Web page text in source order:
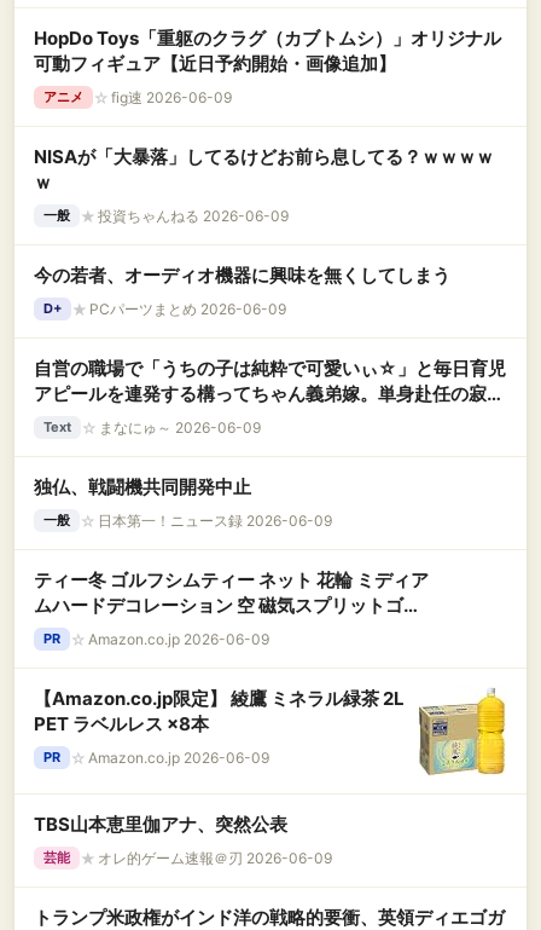
HopDo Toys「重躯のクラグ（カブトムシ）」オリジナル
可動フィギュア【近日予約開始・画像追加】
アニメ ☆ fig速 2026-06-09
NISAが「大暴落」してるけどお前ら息してる？ｗｗｗｗ
ｗ
一般 ★ 投資ちゃんねる 2026-06-09
今の若者、オーディオ機器に興味を無くしてしまう
D+ ★ PCパーツまとめ 2026-06-09
自営の職場で「うちの子は純粋で可愛いぃ☆」と毎日育児
アピールを連発する構ってちゃん義弟嫁。単身赴任の寂し
さを職場で爆発させ、トメを巻き込んで仕事の邪魔をする
Text ☆ まなにゅ～ 2026-06-09
独仏、戦闘機共同開発中止
一般 ☆ 日本第一！ニュース録 2026-06-09
ティー冬 ゴルフシムティー ネット 花輪 ミディア
ムハードデコレーション 空 磁気スプリットゴル
フティー 着信音 冬のラバーtシャツ 冬のティー
ジャンボティー
PR ☆ Amazon.co.jp 2026-06-09
【Amazon.co.jp限定】 綾鷹 ミネラル緑茶 2L
PET ラベルレス ×8本
PR ☆ Amazon.co.jp 2026-06-09
TBS山本恵里伽アナ、突然公表
芸能 ★ オレ的ゲーム速報＠刃 2026-06-09
トランプ米政権がインド洋の戦略的要衝、英領ディエゴガ